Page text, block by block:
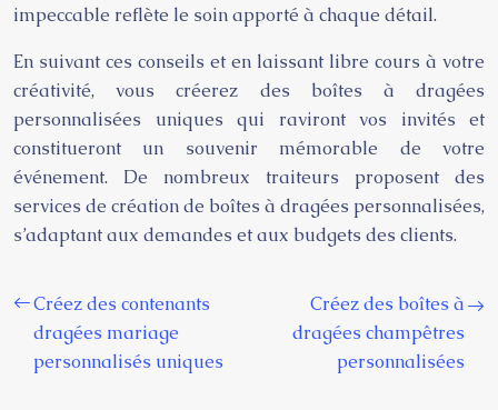
impeccable reflète le soin apporté à chaque détail.
En suivant ces conseils et en laissant libre cours à votre
créativité, vous créerez des boîtes à dragées
personnalisées uniques qui raviront vos invités et
constitueront un souvenir mémorable de votre
événement. De nombreux traiteurs proposent des
services de création de boîtes à dragées personnalisées,
s’adaptant aux demandes et aux budgets des clients.
Créez des contenants
dragées mariage
personnalisés uniques
Créez des boîtes à
dragées champêtres
personnalisées